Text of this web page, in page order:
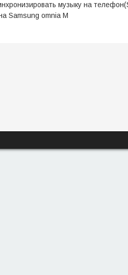
музыку на
Samsung omnia M